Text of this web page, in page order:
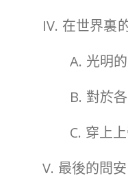
IV. 在世界裏
A. 光明
B. 對於
C. 穿上
V. 最後的問安